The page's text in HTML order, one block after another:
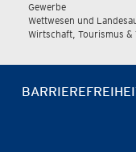
Gewerbe
Wettwesen und
Wirtschaft, Tourismus &